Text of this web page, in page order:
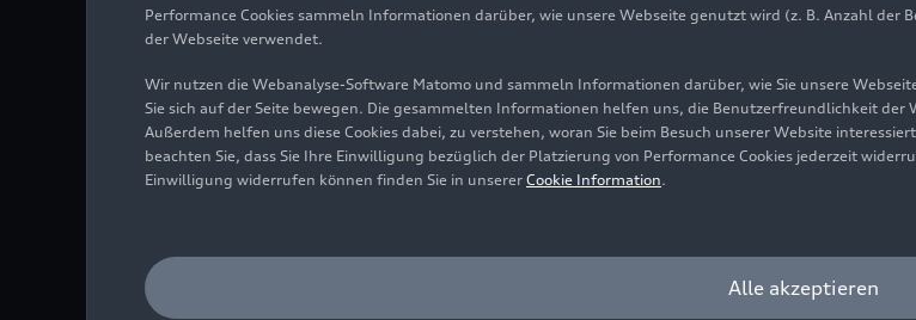
Performance Cookies sammeln Informationen darüber, wie unsere Webseite genutzt wird (z. B. Anzahl der
der Webseite verwendet.
Wir nutzen die Webanalyse-Software Matomo und sammeln Informationen darüber, wie Sie unsere
Sie sich auf der Seite bewegen. Die gesammelten Informationen helfen uns, die Benutzerfreundlichkeit
Außerdem helfen uns diese Cookies dabei, zu verstehen, woran Sie beim Besuch unserer Website
beachten Sie, dass Sie Ihre Einwilligung bezüglich der Platzierung von Performance Cookies jederzeit
Einwilligung widerrufen können finden Sie in unserer Cookie Information.
Alle akzeptieren